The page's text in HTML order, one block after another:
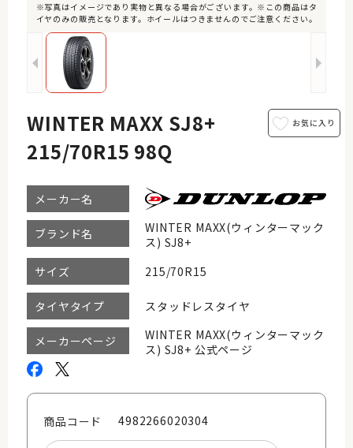
※写真はイメージであり実物と異なる場合がございます。※この商品はタ
イヤのみの販売となります。ホイールはつきませんのでご注意ください。
WINTER MAXX SJ8+
215/70R15 98Q
メーカー名
ブランド名
WINTER MAXX(ウィンターマック
ス) SJ8+
サイズ
215/70R15
タイヤタイプ スタッドレスタイヤ
メーカーページ
WINTER MAXX(ウィンターマック
ス) SJ8+ 公式ページ
商品コード 4982266020304